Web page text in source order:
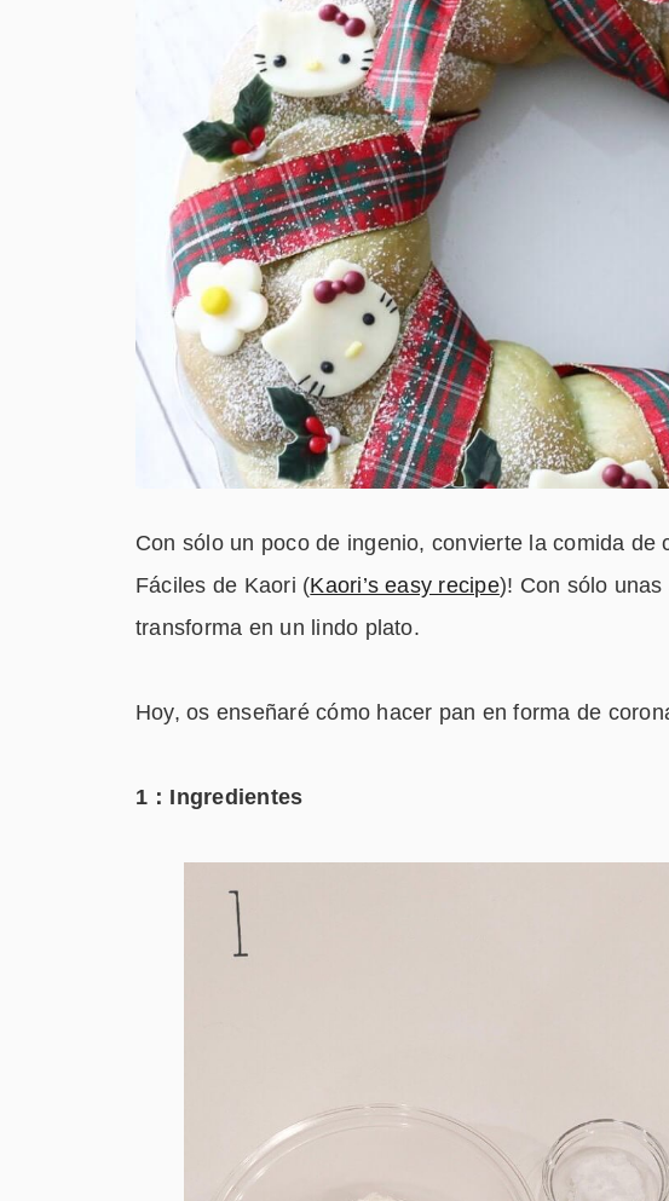
Con sólo un poco de ingenio, convierte la comida
Fáciles de Kaori (Kaori’s easy recipe)! Con sólo
transforma en un lindo plato.
Hoy, os enseñaré cómo hacer pan en forma de
1：Ingredientes